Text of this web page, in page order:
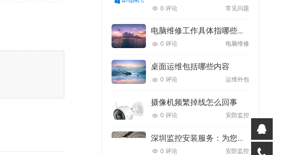
开system32后，可
文件就藏身于此;d
站能访问而安全厂
序，会在Hkey_L
0 评论 常见问题
电脑维修工作具体指哪些内容
0 评论 电脑维修
桌面运维包括哪些内容
0 评论 运维外包
摄像机频繁掉线怎么回事
0 评论 安防监控
深圳监控安装服务：为您的安全保驾护航
0 评论 安防监控